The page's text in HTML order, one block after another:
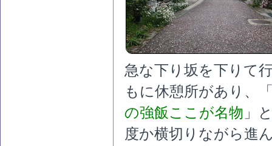
急な下り坂を下りて
もに休憩所があり、
の強飯ここが名物 」
度か横切りながら進